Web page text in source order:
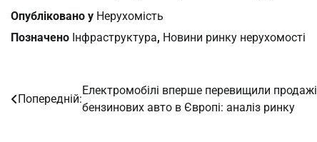
Опубліковано у Нерухомість
Позначено Iнфраструктура, Новини ринку нерухомості
Навігація
Попередній:
Електромобілі вперше перевищили продажі
бензинових авто в Європі: аналіз ринку